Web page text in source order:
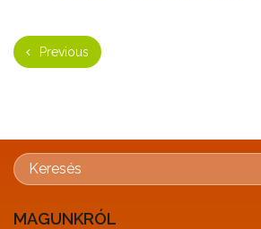
Previous
MAGUNKRÓL